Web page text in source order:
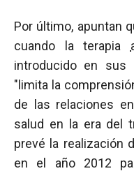
Por último, apuntan
cuando la terapia
introducido en sus
"limita la
de las relaciones
salud en la era del
prevé la realización
en el año 2012